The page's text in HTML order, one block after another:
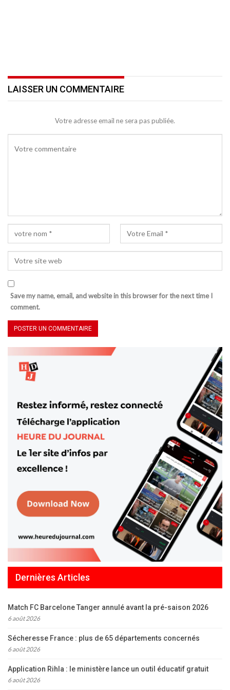
LAISSER UN COMMENTAIRE
Votre adresse email ne sera pas publiée.
Save my name, email, and website in this browser for the next time I
comment.
Dernières Articles
Match FC Barcelone Tanger annulé avant la pré-saison 2026
6 août 2026
Sécheresse France : plus de 65 départements concernés
6 août 2026
Application Rihla : le ministère lance un outil éducatif gratuit
6 août 2026